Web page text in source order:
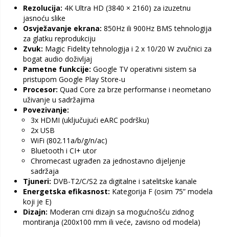
Rezolucija: 4K Ultra HD (3840 × 2160) za izuzetnu
jasnoću slike
Osvježavanje ekrana: 850Hz ili 900Hz BMS tehnologija
za glatku reprodukciju
Zvuk: Magic Fidelity tehnologija i 2 x 10/20 W zvučnici za
bogat audio doživljaj
Pametne funkcije: Google TV operativni sistem sa
pristupom Google Play Store-u
Procesor: Quad Core za brze performanse i neometano
uživanje u sadržajima
Povezivanje:
3x HDMI (uključujući eARC podršku)
2x USB
WiFi (802.11a/b/g/n/ac)
Bluetooth i CI+ utor
Chromecast ugrađen za jednostavno dijeljenje
sadržaja
Tjuneri: DVB-T2/C/S2 za digitalne i satelitske kanale
Energetska efikasnost: Kategorija F (osim 75” modela
koji je E)
Dizajn: Moderan crni dizajn sa mogućnošću zidnog
montiranja (200x100 mm ili veće, zavisno od modela)